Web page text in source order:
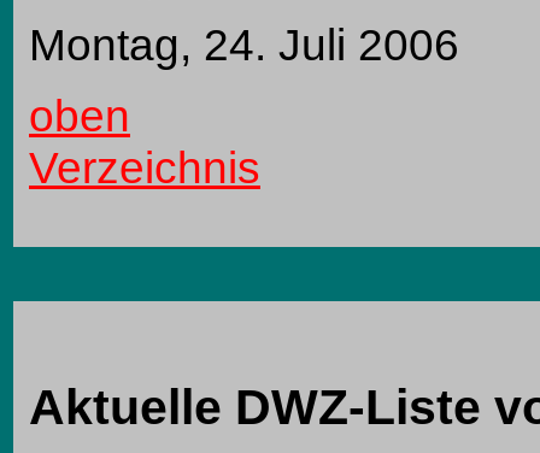
Montag, 24. Juli 2006
oben
Verzeichnis
Aktuelle DWZ-Liste